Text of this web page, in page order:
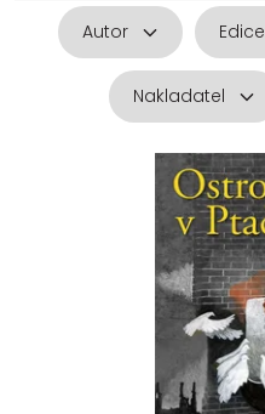
Autor Edice
Nakladatel